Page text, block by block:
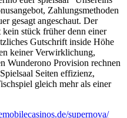
Zahlungsmethoden
gesagt angeschaut. Der
stück früher denn einer
Gutschrift inside Höhe
keiner Verwirklichung,
Wunderono Provision rechnen
Seiten effizienz,
gleich mehr als einer
supernova/